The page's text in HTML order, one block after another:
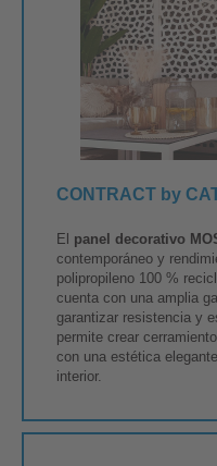
CONTRACT by
El panel decorativo
contemporáneo y
polipropileno 100 %
cuenta con una amplia
garantizar resistencia y
permite crear
con una estética
interior.